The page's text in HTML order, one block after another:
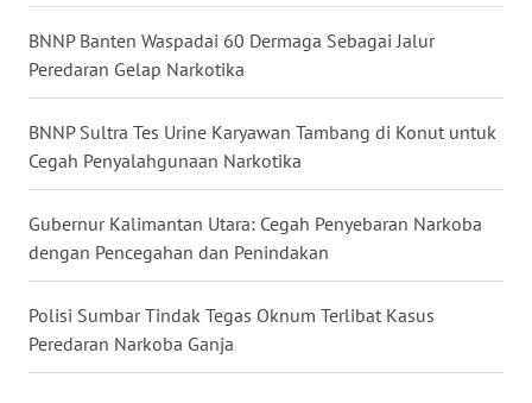
BNNP Banten Waspadai 60 Dermaga Sebagai Jalur
Peredaran Gelap Narkotika
BNNP Sultra Tes Urine Karyawan Tambang di Konut untuk
Cegah Penyalahgunaan Narkotika
Gubernur Kalimantan Utara: Cegah Penyebaran Narkoba
dengan Pencegahan dan Penindakan
Polisi Sumbar Tindak Tegas Oknum Terlibat Kasus
Peredaran Narkoba Ganja
WN
KALSEL
WN
KALTIM
WN
SULSEL
WN